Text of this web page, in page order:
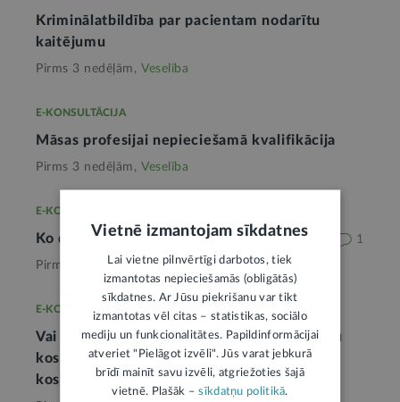
Kriminālatbildība par pacientam nodarītu
kaitējumu
Pirms 3 nedēļām, Veselība
E-KONSULTĀCIJA
Māsas profesijai nepieciešamā kvalifikācija
Pirms 3 nedēļām, Veselība
E-KONSULTĀCIJA
Ko darīt, ja atsaka uzsākt kriminālprocesu 1
Pirms mēneša, Veselība
E-KONSULTĀCIJA
Vai ziepes, kurām netiek piedēvētas papildu
kosmētiskās īpašības, uzskatāmas par
kosmētikas līdzekli
Vietnē izmantojam sīkdatnes
Lai vietne pilnvērtīgi darbotos, tiek
izmantotas nepieciešamās (obligātās)
sīkdatnes. Ar Jūsu piekrišanu var tikt
izmantotas vēl citas – statistikas, sociālo
mediju un funkcionalitātes. Papildinformācijai
atveriet "Pielāgot izvēli". Jūs varat jebkurā
brīdī mainīt savu izvēli, atgriežoties šajā
vietnē. Plašāk –sīkdatņu politikā.